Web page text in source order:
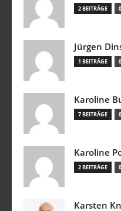
2 BEITRÄGE
Jürgen
1 BEITRÄGE
Karoline
7 BEITRÄGE
Karoline
2 BEITRÄGE
Karsten